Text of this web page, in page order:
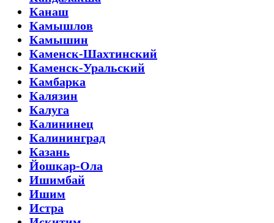
Канаш
Камышлов
Камышин
Каменск-Шахтинский
Каменск-Уральский
Камбарка
Калязин
Калуга
Калининец
Калининград
Казань
Йошкар-Ола
Ишимбай
Ишим
Истра